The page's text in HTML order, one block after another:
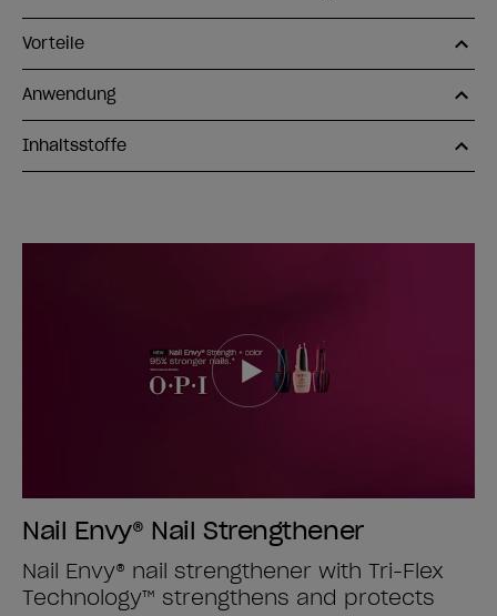
Vorteile
Anwendung
Inhaltsstoffe
Nail Envy® Nail Strengthener
Nail Envy® nail strengthener with Tri-Flex
Technology™ strengthens and protects